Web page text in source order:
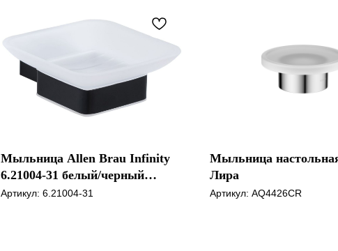
Мыльница Allen Brau Infinity
6.21004-31 белый/черный
матовый
Артикул: 6.21004-31
Мыльница
Лира
Артикул: AQ4426CR